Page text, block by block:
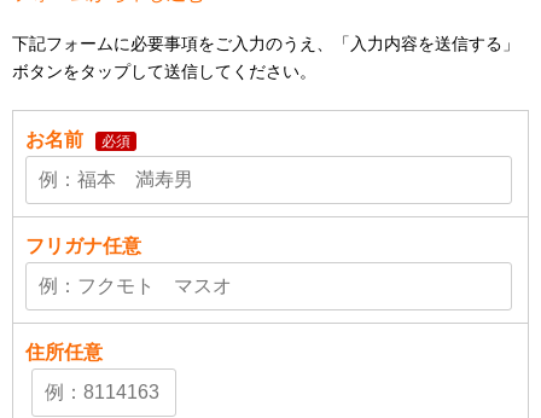
下記フォームに必要事項をご入力のうえ、「入力内容を送信する」
ボタンをタップして送信してください。
お名前 必須
フリガナ任意
住所任意